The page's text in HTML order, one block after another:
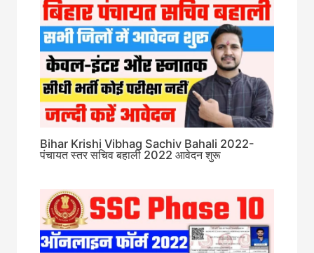
Bihar Krishi Vibhag Sachiv Bahali 2022-
पंचायत स्तर सचिव बहाली 2022 आवेदन शुरू